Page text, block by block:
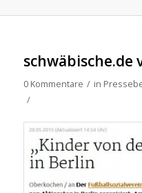
schwäbische.de
0 Kommentare / in
/